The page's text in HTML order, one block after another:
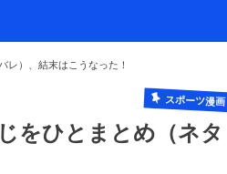
レ）、結末はこうなった！
スポーツ漫画
をひとまとめ（ネタ